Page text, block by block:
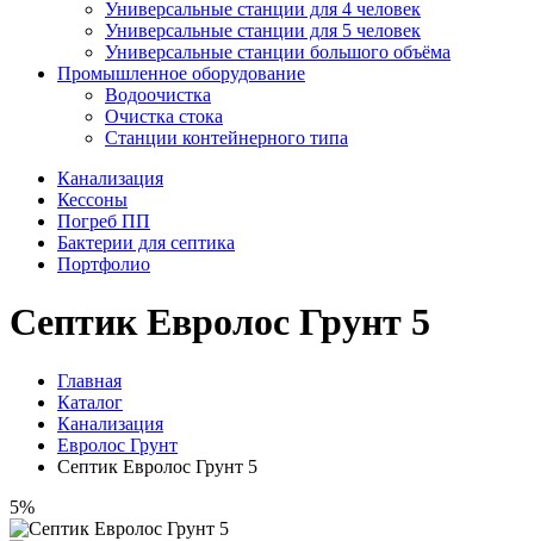
Универсальные станции для 4 человек
Универсальные станции для 5 человек
Универсальные станции большого объёма
Промышленное оборудование
Водоочистка
Очистка стока
Станции контейнерного типа
Канализация
Кессоны
Погреб ПП
Бактерии для септика
Портфолио
Септик Евролос Грунт 5
Главная
Каталог
Канализация
Евролос Грунт
Септик Евролос Грунт 5
5%